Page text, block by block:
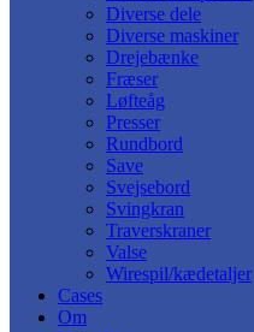
Diverse dele
Diverse maskiner
Drejebænke
Fræser
Løfteåg
Presser
Rundbord
Save
Svejsebord
Svingkran
Traverskraner
Valse
Wirespil/kædetaljer
Cases
Om